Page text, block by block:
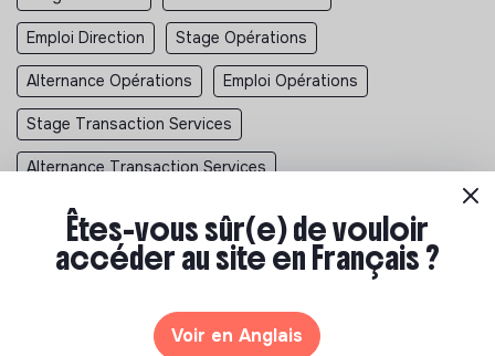
Emploi Direction Stage Opérations
Alternance Opérations Emploi Opérations
Stage Transaction Services
Alternance Transaction Services
Emploi Transaction Services
Stage Directeur Des Opérations
Emploi Directeur Des Opérations
Êtes-vous sûr(e) de vouloir
accéder au site en Français ?
Voir en Anglais